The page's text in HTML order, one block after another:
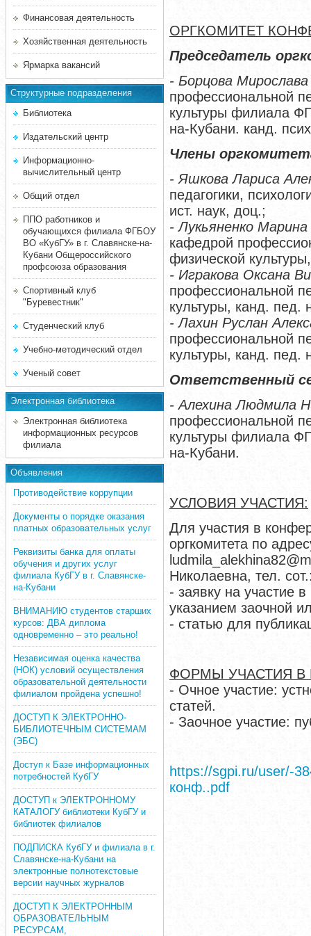
Финансовая деятельность
Хозяйственная деятельность
Ярмарка вакансий
Структурные подразделения
Библиотека
Издательский центр
Информационно-
вычислительный центр
Общий отдел
ППО работников и
обучающихся филиала ФГБОУ
ВО «КубГУ» в г. Славянске-на-
Кубани Общероссийского
профсоюза образования
Спортивный клуб
"Буревестник"
Студенческий клуб
Учебно-методический отдел
Ученый совет
Электронная библиотека
Электронная библиотека
информационных ресурсов
филиала
Объявления
Противодействие коррупции
Документы о порядке оказания
платных образовательных услуг
Реквизиты банка для оплаты
обучения и других услуг
филиала КубГУ в г. Славянске-
на-Кубани
ВНИМАНИЮ студентов старших
курсов: ДВА диплома
одновременно – это реально!
Независимая оценка качества
(НОК) условий осуществления
образовательной деятельности
филиалом пройдена успешно!
ДОСТУП К ЭЛЕКТРОННО-
БИБЛИОТЕЧНЫМ СИСТЕМАМ
(ЭБС)
Доступ к Базе информационных
потребностей КубГУ
ДОСТУП к ЭЛЕКТРОННОМУ
КАТАЛОГУ библиотеки КубГУ и
библиотек филиалов
ПОДПИСКА КубГУ и филиала в г.
Славянске-на-Кубани на
электронные полнотекстовые
версии научных журналов
ДОСТУП К ЭЛЕКТРОННЫМ
ОБРАЗОВАТЕЛЬНЫМ
РЕСУРСАМ,
ОРГКОМИТЕТ
Председатель
- Борцова
профессиональной
культуры филиала
на-Кубани. канд.
Члены
- Яшкова Лариса
педагогики,
ист. наук, доц.;
- Лукьяненко
кафедрой
физической
- Игракова Оксана
профессиональной
культуры, канд. пед.
- Лахин Руслан
профессиональной
культуры, канд. пед.
Ответственный
- Алехина Людмила
профессиональной
культуры филиала
на-Кубани.
УСЛОВИЯ УЧАСТИЯ:
Для участия в
оргкомитета по
Николаевна, тел.
- заявку на участие
указанием заочной
- статью для
ФОРМЫ УЧАСТИЯ В
- Очное участие:
статей.
- Заочное участие:
https://sgpi.ru/user/-
конф..pdf